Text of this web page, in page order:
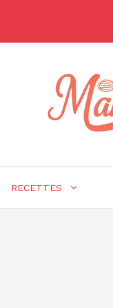
RECETTES